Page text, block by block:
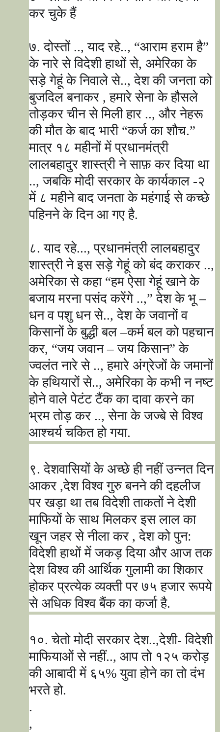
कर चुके हैं
७. दोस्तों ..,याद रहे.., “आराम हराम है”
के नारे से विदेशी हाथों से, अमेरिका के
सड़े गेहूं के निवाले से..,देश की जनता को
बुजदिल बनाकर ,हमारे सेना के हौसले
तोड़कर चीन से मिली हार .., और नेहरू
की मौत के बाद भारी “कर्ज का शौच.”
मात्र १८ महीनों में प्रधानमंत्री
लालबहादुर शास्त्री ने साफ़ कर दिया था
..,जबकि मोदी सरकार के कार्यकाल -२
में ८ महीने बाद जनता के महंगाई से कच्छे
पहिनने के दिन आ गए है.
८. याद रहे...,प्रधानमंत्री लालबहादुर
शास्त्री ने इस सड़े गेहूं को बंद कराकर ..,
अमेरिका से कहा “हम ऐसा गेहूं खाने के
बजाय मरना पसंद करेंगे ..,”देश के भू–
धन व पशु धन से..,देश के जवानों व
किसानों के बुद्धी बल–कर्म बल को पहचान
कर, “जय जवान–जय किसान”के
ज्वलंत नारे से ..,हमारे अंग्रेजों के जमानों
के हथियारों से.., अमेरिका के कभी न नष्ट
होने वाले पेटंट टैंक का दावा करने का
भ्रम तोड़ कर ..,सेना के जज्बे से विश्व
आश्चर्य चकित हो गया.
९. देशवासियों के अच्छे ही नहीं उन्नत दिन
आकर ,देश विश्व गुरु बनने की दहलीज
पर खड़ा था तब विदेशी ताकतों ने देशी
माफियों के साथ मिलकर इस लाल का
खून जहर से नीला कर ,देश को पुन:
विदेशी हाथों में जकड़ दिया और आज तक
देश विश्व की आर्थिक गुलामी का शिकार
होकर प्रत्येक व्यक्ती पर ७५ हजार रूपये
से अधिक विश्व बैंक का कर्जा है.
१०. चेतो मोदी सरकार देश..,देशी- विदेशी
माफियाओं से नहीं.., आप तो १२५ करोड़
की आबादी में ६५% युवा होने का तो दंभ
भरते हो.
.
,